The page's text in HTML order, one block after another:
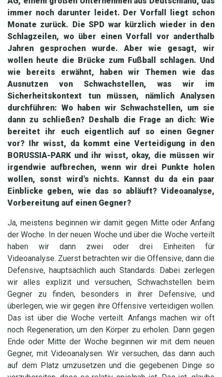
immer noch darunter leidet. Der Vorfall liegt schon
Monate zurück. Die SPD war kürzlich wieder in den
Schlagzeilen, wo über einen Vorfall vor anderthalb
Jahren gesprochen wurde. Aber wie gesagt, wir
wollen heute die Brücke zum Fußball schlagen. Und
wie bereits erwähnt, haben wir Themen wie das
Ausnutzen von Schwachstellen, was wir im
Sicherheitskontext tun müssen, nämlich Analysen
durchführen: Wo haben wir Schwachstellen, um sie
dann zu schließen? Deshalb die Frage an dich: Wie
bereitet ihr euch eigentlich auf so einen Gegner
vor? Ihr wisst, da kommt eine Verteidigung in den
BORUSSIA-PARK und ihr wisst, okay, die müssen wir
irgendwie aufbrechen, wenn wir drei Punkte holen
wollen, sonst wird's nichts. Kannst du da ein paar
Einblicke geben, wie das so abläuft? Videoanalyse,
Vorbereitung auf einen Gegner?
Ja, meistens beginnen wir damit gegen Mitte oder Anfang
der Woche. In der neuen Woche und über die Woche verteilt
haben wir dann zwei oder drei Einheiten für
Videoanalyse. Zuerst betrachten wir die Offensive, dann die
Defensive, hauptsächlich auch Standards. Dabei zerlegen
wir alles explizit und versuchen, Schwachstellen beim
Gegner zu finden, besonders in ihrer Defensive, und
überlegen, wie wir gegen ihre Offensive verteidigen wollen.
Das ist über die Woche verteilt. Anfangs machen wir oft
noch Regeneration, um den Körper zu erholen. Dann gegen
Ende oder Mitte der Woche beginnen wir mit dem neuen
Gegner, mit Videoanalysen. Wir versuchen, das dann auch
auf dem Platz umzusetzen und die gegebenen Dinge so